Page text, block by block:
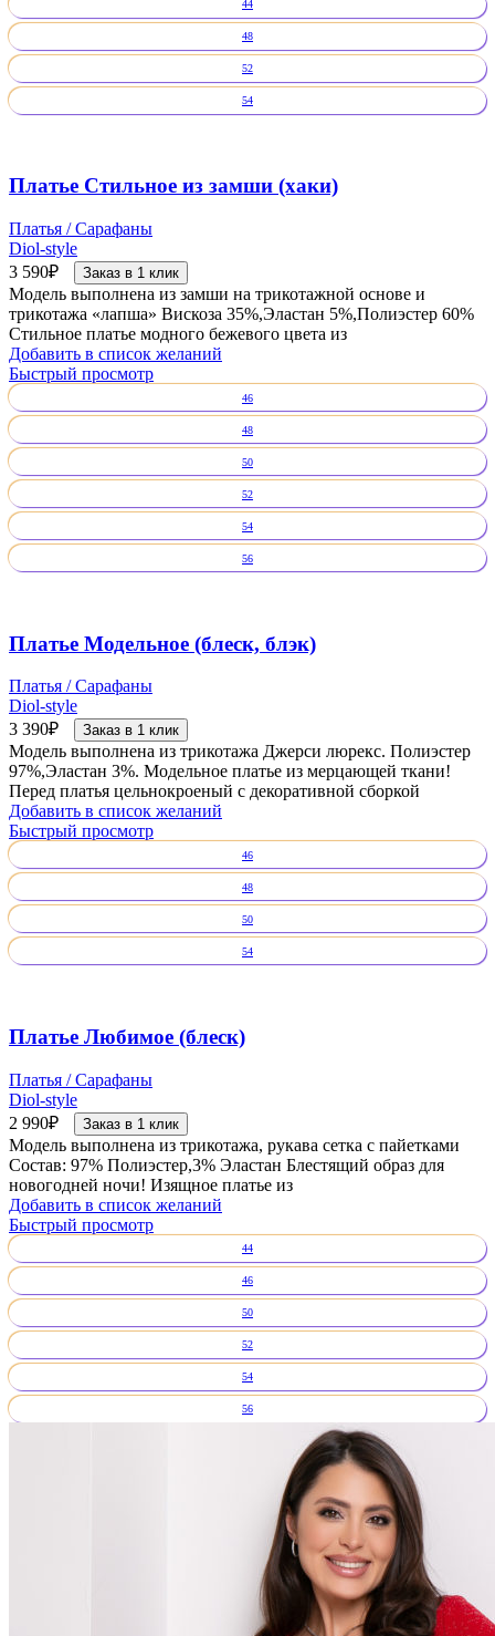
44
48
52
54
Платье Стильное из замши (хаки)
Платья / Сарафаны
Diol-style
3 590₽ Заказ в 1 клик
Модель выполнена из замши на трикотажной основе и
трикотажа «лапша» Вискоза 35%,Эластан 5%,Полиэстер 60%
Стильное платье модного бежевого цвета из
Добавить в список желаний
Быстрый просмотр
46
48
50
52
54
56
Платье Модельное (блеск, блэк)
Платья / Сарафаны
Diol-style
3 390₽ Заказ в 1 клик
Модель выполнена из трикотажа Джерси люрекс. Полиэстер
97%,Эластан 3%. Модельное платье из мерцающей ткани!
Перед платья цельнокроеный с декоративной сборкой
Добавить в список желаний
Быстрый просмотр
46
48
50
54
Платье Любимое (блеск)
Платья / Сарафаны
Diol-style
2 990₽ Заказ в 1 клик
Модель выполнена из трикотажа, рукава сетка с пайетками
Состав: 97% Полиэстер,3% Эластан Блестящий образ для
новогодней ночи! Изящное платье из
Добавить в список желаний
Быстрый просмотр
44
46
50
52
54
56